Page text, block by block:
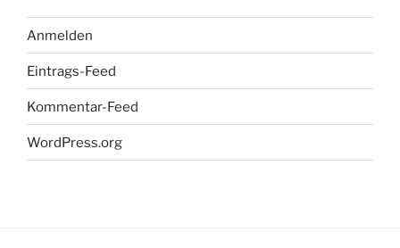
Anmelden
Eintrags-Feed
Kommentar-Feed
WordPress.org